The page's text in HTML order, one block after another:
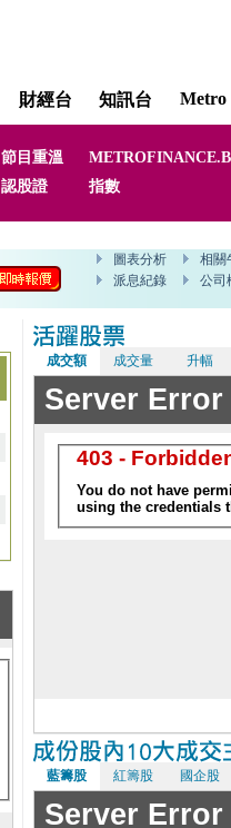
財經台 知訊台 Metro
節目重溫
認股證 指數
成交額 成交量 升幅
藍籌股 紅籌股 國企股